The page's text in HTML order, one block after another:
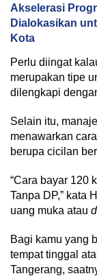
Akselerasi
Dialokasikan
Kota
Perlu diingat
merupakan tipe
dilengkapi
Selain itu,
menawarkan
berupa cicilan
“Cara bayar 120
Tanpa DP,” kata
uang muka atau
Bagi kamu yang
tempat tinggal
Tangerang,